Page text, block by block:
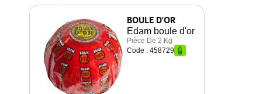
BOULE D'OR
Edam boule d'or
Pièce De 2 Kg
Code : 458729